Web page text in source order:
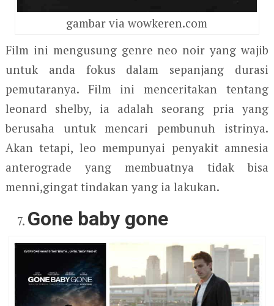
gambar via wowkeren.com
Film ini mengusung genre neo noir yang wajib
untuk anda fokus dalam sepanjang durasi
pemutaranya. Film ini menceritakan tentang
leonard shelby, ia adalah seorang pria yang
berusaha untuk mencari pembunuh istrinya.
Akan tetapi, leo mempunyai penyakit amnesia
anterograde yang membuatnya tidak bisa
menni,gingat tindakan yang ia lakukan.
Gone baby gone